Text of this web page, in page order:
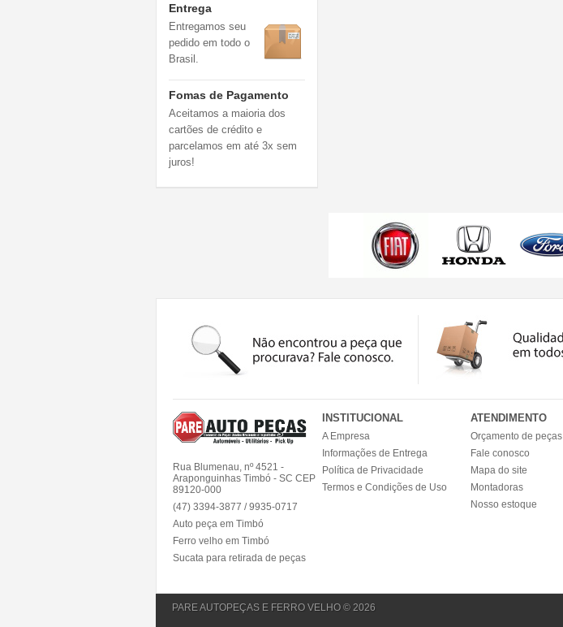
Entrega
Entregamos seu
pedido em todo o
Brasil.
Fomas de Pagamento
Aceitamos a maioria dos
cartões de crédito e
parcelamos em até 3x sem
juros!
Rua Blumenau, nº 4521 -
Araponguinhas Timbó - SC CEP
89120-000
(47) 3394-3877 / 9935-0717
Auto peça em Timbó
Ferro velho em Timbó
Sucata para retirada de peças
INSTITUCIONAL
A Empresa
Informações de Entrega
Política de Privacidade
Termos e Condições de Uso
ATENDIMENTO
Orçamento de peças
Fale conosco
Mapa do site
Montadoras
Nosso estoque
PARE AUTOPEÇAS E FERRO VELHO © 2026